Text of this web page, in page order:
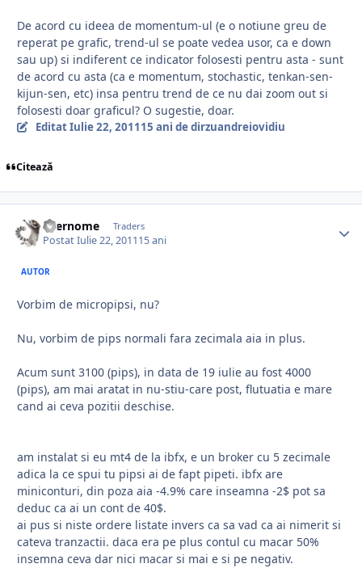
De acord cu ideea de momentum-ul (e o notiune greu de
reperat pe grafic, trend-ul se poate vedea usor, ca e down
sau up) si indiferent ce indicator folosesti pentru asta - sunt
de acord cu asta (ca e momentum, stochastic, tenkan-sen-
kijun-sen, etc) insa pentru trend de ce nu dai zoom out si
folosesti doar graficul? O sugestie, doar.
EditatIulie 22, 201115 ani de dirzuandreiovidiu
Citează
usernome Traders
PostatIulie 22, 201115 ani
AUTOR
Vorbim de micropipsi, nu?
Nu, vorbim de pips normali fara zecimala aia in plus.
Acum sunt 3100 (pips), in data de 19 iulie au fost 4000
(pips), am mai aratat in nu-stiu-care post, flutuatia e mare
cand ai ceva pozitii deschise.
am instalat si eu mt4 de la ibfx, e un broker cu 5 zecimale
adica la ce spui tu pipsi ai de fapt pipeti. ibfx are
miniconturi, din poza aia -4.9% care inseamna -2$ pot sa
deduc ca ai un cont de 40$.
ai pus si niste ordere listate invers ca sa vad ca ai nimerit si
cateva tranzactii. daca era pe plus contul cu macar 50%
insemna ceva dar nici macar si mai e si pe negativ.